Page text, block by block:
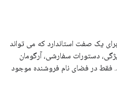
یک صفت استاندارد که می تواند
دستورات سفارشی، آرگومان
فقط در فضای نام فروشنده موجود